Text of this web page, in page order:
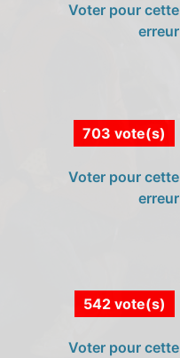
Voter pour cette
erreur
703 vote(s)
Voter pour cette
erreur
542 vote(s)
Voter pour cette